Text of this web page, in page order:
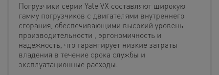
Погрузчики серии Yale VX составляют широкую
гамму погрузчиков с двигателями внутреннего
сгорания, обеспечивающими высокий уровень
производительности , эргономичность и
надежность, что гарантирует низкие затраты
владения в течение срока службы и
эксплуатационные расходы.